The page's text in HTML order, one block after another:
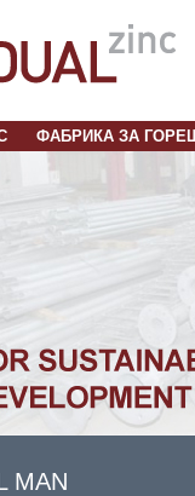
ФАБРИКА ЗА
MAN